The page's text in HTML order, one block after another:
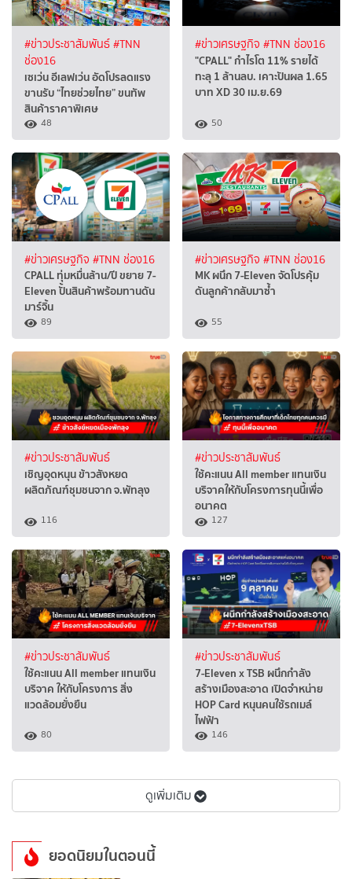
#ข่าวประชาสัมพันธ์#TNN
ช่อง16
เซเว่น อีเลฟเว่น อัดโปรลดแรง
ขานรับ “ไทยช่วยไทย” ขนทัพ
สินค้าราคาพิเศษ
48
#ข่าวเศรษฐกิจ #TNN ช่อง16
"CPALL" กำไรโต 11% รายได้
ทะลุ 1 ล้านลบ. เคาะปันผล 1.65
บาท XD 30 เม.ย.69
50
#ข่าวเศรษฐกิจ #TNN ช่อง16
CPALL ทุ่มหมื่นล้าน/ปี ขยาย 7-
Eleven ปั้นสินค้าพร้อมทานดัน
มาร์จิ้น
89
#ข่าวเศรษฐกิจ #TNN ช่อง16
MK ผนึก 7-Eleven จัดโปรคุ้ม
ดันลูกค้ากลับมาซ้ำ
55
#ข่าวประชาสัมพันธ์
เชิญอุดหนุน ข้าวสังหยด
ผลิตภัณฑ์ชุมชนจาก จ.พัทลุง
116
#ข่าวประชาสัมพันธ์
ใช้คะแนน All member แทนเงิน
บริจาคให้กับโครงการทุนนี้เพื่อ
อนาคต
127
#ข่าวประชาสัมพันธ์
ใช้คะแนน All member แทนเงิน
บริจาค ให้กับโครงการ สิ่ง
แวดล้อมยั่งยืน
80
#ข่าวประชาสัมพันธ์
7-Eleven x TSB ผนึกกำลัง
สร้างเมืองสะอาด เปิดจำหน่าย
HOP Card หนุนคนใช้รถเมล์
ไฟฟ้า
146
ดูเพิ่มเติม
ยอดนิยมในตอนนี้